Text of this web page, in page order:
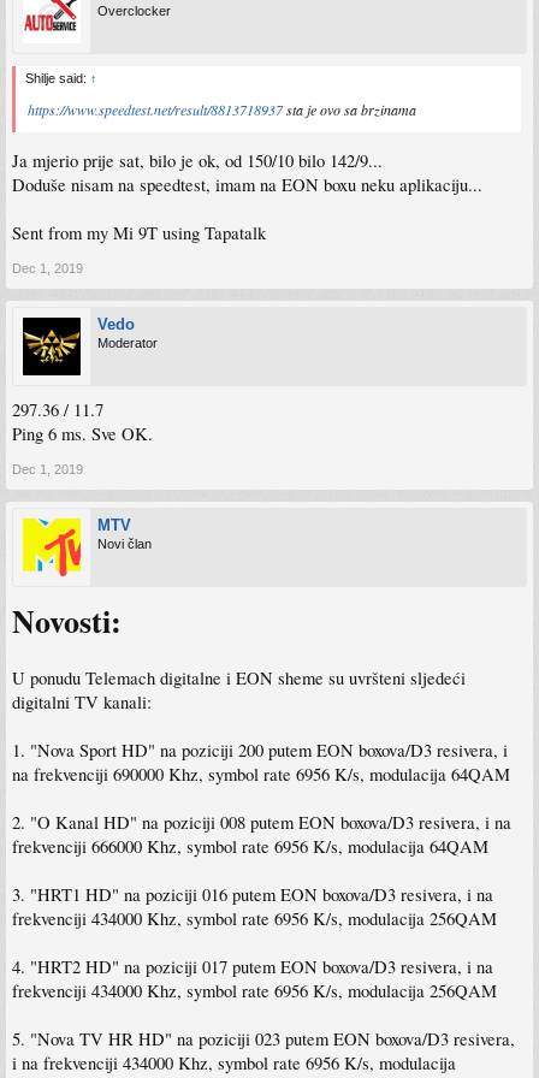
Overclocker
Shilje said: ↑
https://www.speedtest.net/result/8813718937sta je ovo sa brzinama
Ja mjerio prije sat, bilo je ok, od 150/10 bilo 142/9...
Doduše nisam na speedtest, imam na EON boxu neku aplikaciju...
Sent from my Mi 9T using Tapatalk
Dec 1, 2019
Vedo
Moderator
297.36 / 11.7
Ping 6 ms. Sve OK.
Dec 1, 2019
MTV
Novi član
Novosti:
U ponudu Telemach digitalne i EON sheme su uvršteni sljedeći
digitalni TV kanali:
1. "Nova Sport HD" na poziciji 200 putem EON boxova/D3 resivera, i
na frekvenciji 690000 Khz, symbol rate 6956 K/s, modulacija 64QAM
2. "O Kanal HD" na poziciji 008 putem EON boxova/D3 resivera, i na
frekvenciji 666000 Khz, symbol rate 6956 K/s, modulacija 64QAM
3. "HRT1 HD" na poziciji 016 putem EON boxova/D3 resivera, i na
frekvenciji 434000 Khz, symbol rate 6956 K/s, modulacija 256QAM
4. "HRT2 HD" na poziciji 017 putem EON boxova/D3 resivera, i na
frekvenciji 434000 Khz, symbol rate 6956 K/s, modulacija 256QAM
5. "Nova TV HR HD" na poziciji 023 putem EON boxova/D3 resivera,
i na frekvenciji 434000 Khz, symbol rate 6956 K/s, modulacija